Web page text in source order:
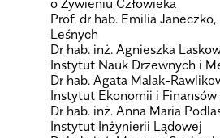
Prof. dr hab. Emi­lia
Leśnych
Dr hab. inż. Agnieszka
Insty­tut Nauk Drzew­nych i
Dr hab. Agata Malak-
Insty­tut Eko­no­mii i Finan­sów
Dr hab. inż. Anna Maria
Insty­tut Inży­nie­rii Lądo­wej